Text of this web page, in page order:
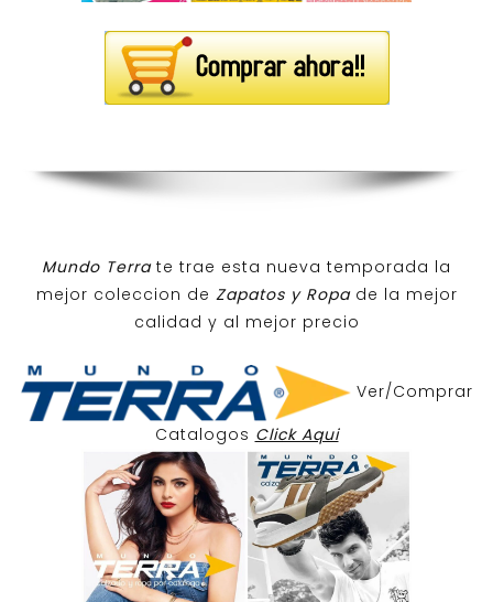
Mundo Terra te trae esta nueva temporada la
mejor coleccion de Zapatos y Ropa de la mejor
calidad y al mejor precio
Ver/Comprar
Catalogos Click Aqui